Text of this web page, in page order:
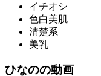
イチオシ
色白美肌
清楚系
美乳
ひなのの動画